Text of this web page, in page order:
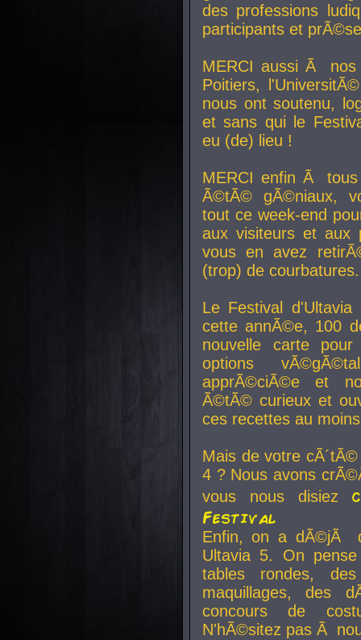
des professions
participants et
MERCI aussi Ã nos
Poitiers,
nous ont soutenu,
et sans qui le
eu (de) lieu !
MERCI enfin Ã
Ã©tÃ© gÃ©niaux,
tout ce week-end
aux visiteurs et aux
vous en avez
(trop) de courbatures.
Le Festival
cette annÃ©e, 100
nouvelle carte
options
apprÃ©ciÃ©e et
Ã©tÃ© curieux et
ces recettes au
Mais de votre
4 ? Nous avons
vous nous disiez
Festival
Enfin, on a dÃ©jÃ
Ultavia 5. On
tables rondes,
maquillages, des
concours de
N'hÃ©sitez pas Ã